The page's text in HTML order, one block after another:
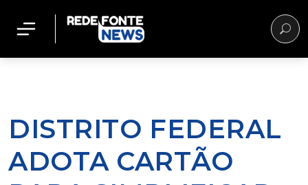
DISTRITO FEDERAL
ADOTA CARTÃO